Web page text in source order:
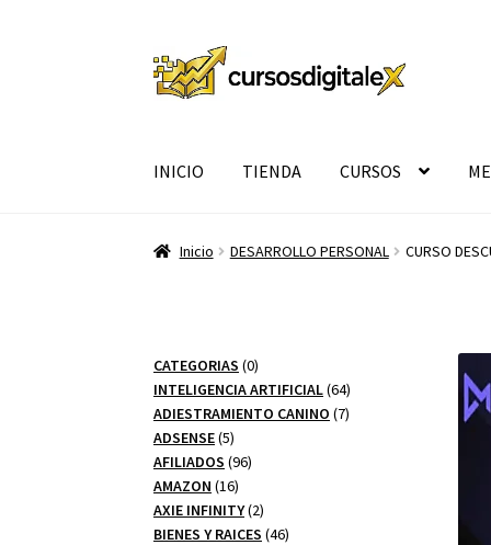
Ir
a
Ir
al
INICIO TIENDA CURSOS
Inicio DESARROLLO PERSONAL CURSO
CATEGORIAS 00
productos
INTELIGENCIA ARTIFICIAL 6464
productos
ADIESTRAMIENTO CANINO 77
ADSENSE 55
productos
AFILIADOS 9696
AMAZON 1616
productos
AXIE INFINITY 22
productos
BIENES Y RAICES 4646